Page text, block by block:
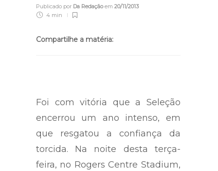
Publicado por Da Redaçãoem 20/11/2013
4 min
Compartilhe a matéria:
Foi com vitória que a Seleção
encerrou um ano intenso, em
que resgatou a confiança da
torcida. Na noite desta terça-
feira, no Rogers Centre Stadium,